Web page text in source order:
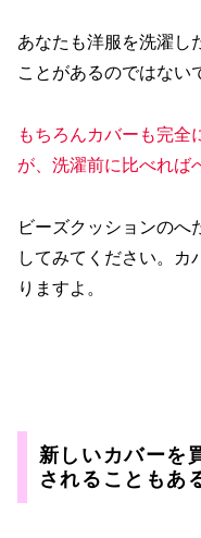
あなたも洋服を洗濯し
ことがあるのではない
もちろんカバーも完全
が、洗濯前に比べれば
ビーズクッションのへ
してみてください。カ
りますよ。
新しいカバーを
されることもあ